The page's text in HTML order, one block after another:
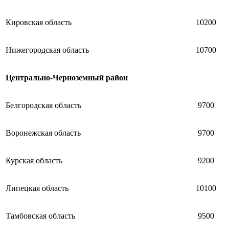
Кировская область 10200
Нижегородская область 10700
Центрально-Черноземный район
Белгородская область 9700
Воронежская область 9700
Курская область 9200
Липецкая область 10100
Тамбовская область 9500